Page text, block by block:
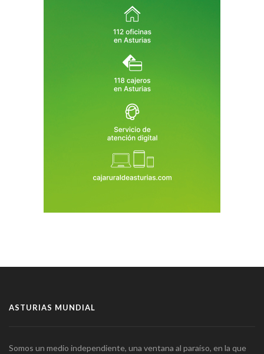
ASTURIAS MUNDIAL
Somos un medio independiente, una ventana al paraíso, en la que